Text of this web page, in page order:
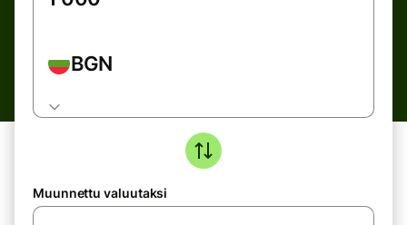
BGN
Muunnettu valuutaksi